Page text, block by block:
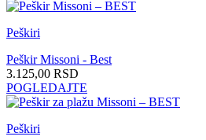
Peškiri
Peškir Missoni - Best
3.125,00 RSD
POGLEDAJTE
Peškiri